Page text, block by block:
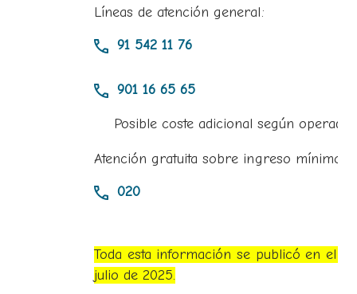
Líneas de atención general:
91 542 11 76
901 16 65 65
Posible coste adicional según operador
Atención gratuita sobre ingreso mínimo
020
Toda esta información se publicó en el
julio de 2025.